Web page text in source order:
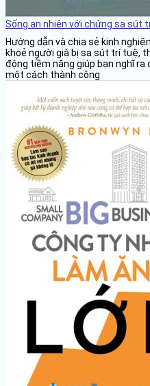
Sống an nhiên với chứng sa sút
Hướng dẫn và chia sẻ kinh
khoẻ người già bị sa sút trí tuệ,
động tiềm năng giúp bạn nghĩ
một cách thành công